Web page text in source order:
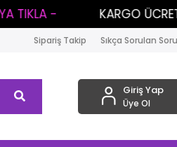
- KARGO ÜCRETİ:
Sipariş Takip Sıkça Sorulan
Giriş Yap
Üye Ol